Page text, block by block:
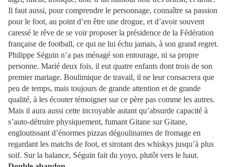
Il faut aussi, pour comprendre le personnage, connaître sa passion
pour le foot, au point d’en être une drogue, et d’avoir souvent
caressé le rêve de se voir proposer la présidence de la Fédération
française de football, ce qui ne lui échu jamais, à son grand regret.
Philippe Séguin n’a pas ménagé son entourage, ni sa propre
personne. Marié deux fois, il eut quatre enfants dont trois de son
premier mariage. Boulimique de travail, il ne leur consacrera que
peu de temps, mais toujours de grande attention et de grande
qualité, à les écouter témoigner sur ce père pas comme les autres.
Mais il aura aussi cette incroyable autant qu’absurde capacité à
s’auto-détruire physiquement, fumant Gitane sur Gitane,
engloutissant d’énormes pizzas dégoulinantes de fromage en
regardant les matchs de foot, et sirotant des whiskys jusqu’à plus
soif. Sur la balance, Séguin fait du yoyo, plutôt vers le haut.